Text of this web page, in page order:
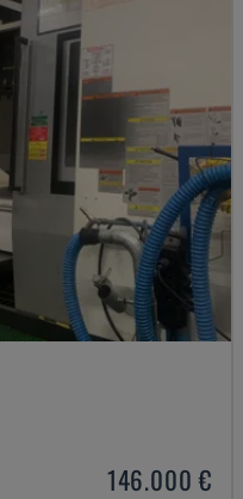
146.000 €